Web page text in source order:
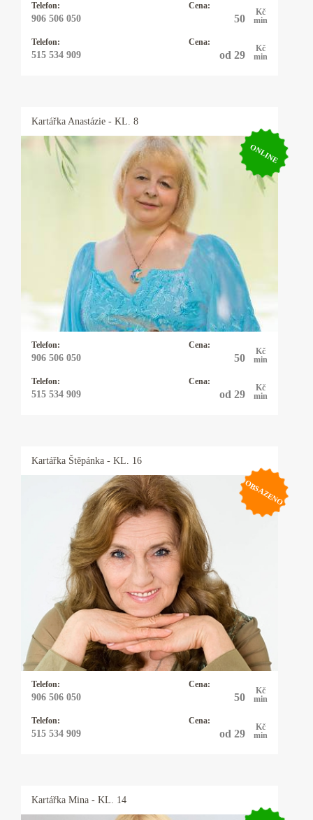
Telefon:
906 506 050
Cena:
50
Kč
min
Telefon:
515 534 909
Cena:
od 29
Kč
min
Kartářka Anastázie - KL. 8
ONLINE
Telefon:
906 506 050
Cena:
50
Kč
min
Telefon:
515 534 909
Cena:
od 29
Kč
min
Kartářka Anastázie
Já Anastázie jsem přišla na tento svět s darem
lásky k lidem. Již jako malá jsem vnímala
duchovní svět. Víly a andělé byli mými
kamarády. Později, kdy jsem začala viděla
různé souvislosti mezi nebem a zemí, vždy byli
tito duchovní průvodci se mnou.
Kartářka Štěpánka - KL. 16
OBSAZENO
Telefon:
906 506 050
Cena:
50
Kč
min
Telefon:
515 534 909
Cena:
od 29
Kč
min
Kartářka Štěpánka
Přes 30 let praxe. Od dětství jsem se
pohybovala mezi kartářkami a věštci. Babička
byla známá kartářka. Impulsem pro moji dráhu
byla první spokojená klientka. Ráda Vám
pomohu najít odpovědi na dotazy týkající se
vztahů, lásky, práce, dětí, zdraví odpovědi.
Důvěra je pro mě to nejlepší ocenění.
Kartářka Mina - KL. 14